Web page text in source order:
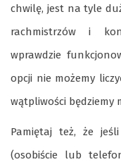
chwilę, jest na tyle
rachmistrzów i
wprawdzie
opcji nie możemy
wątpliwości będziemy
Pamiętaj też, że
(osobiście lub